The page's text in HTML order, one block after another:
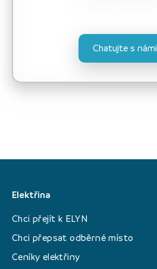
Chatujte s námi
Elektřina
Chci přejít k ELYN
Chci přepsat odběrné místo
Ceníky elektřiny